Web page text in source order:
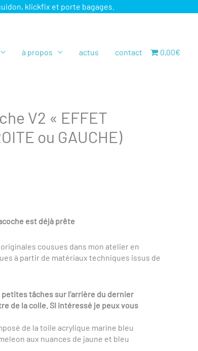
klickfix et porte bagages.
à propos actus contact 0,00€
V2 « EFFET
ou GAUCHE)
est déjà prête
cousues dans mon atelier en
à partir de matériaux techniques issus de
petites tâches sur l’arrière du dernier
de la colle. SI intéressé je peux vous
de la toile acrylique marine bleu
aux nuances de jaune et bleu